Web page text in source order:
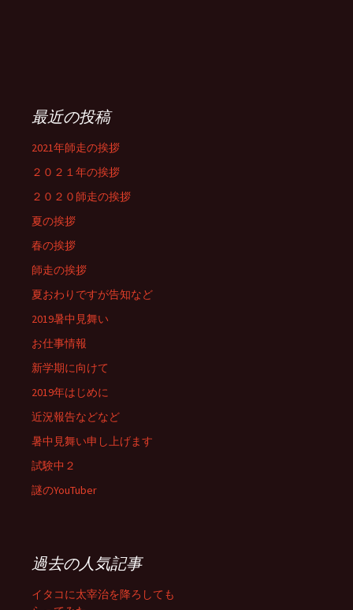
最近の投稿
2021年師走の挨拶
２０２１年の挨拶
２０２０師走の挨拶
夏の挨拶
春の挨拶
師走の挨拶
夏おわりですが告知など
2019暑中見舞い
お仕事情報
新学期に向けて
2019年はじめに
近況報告などなど
暑中見舞い申し上げます
試験中２
謎のYouTuber
過去の人気記事
イタコに太宰治を降ろしても